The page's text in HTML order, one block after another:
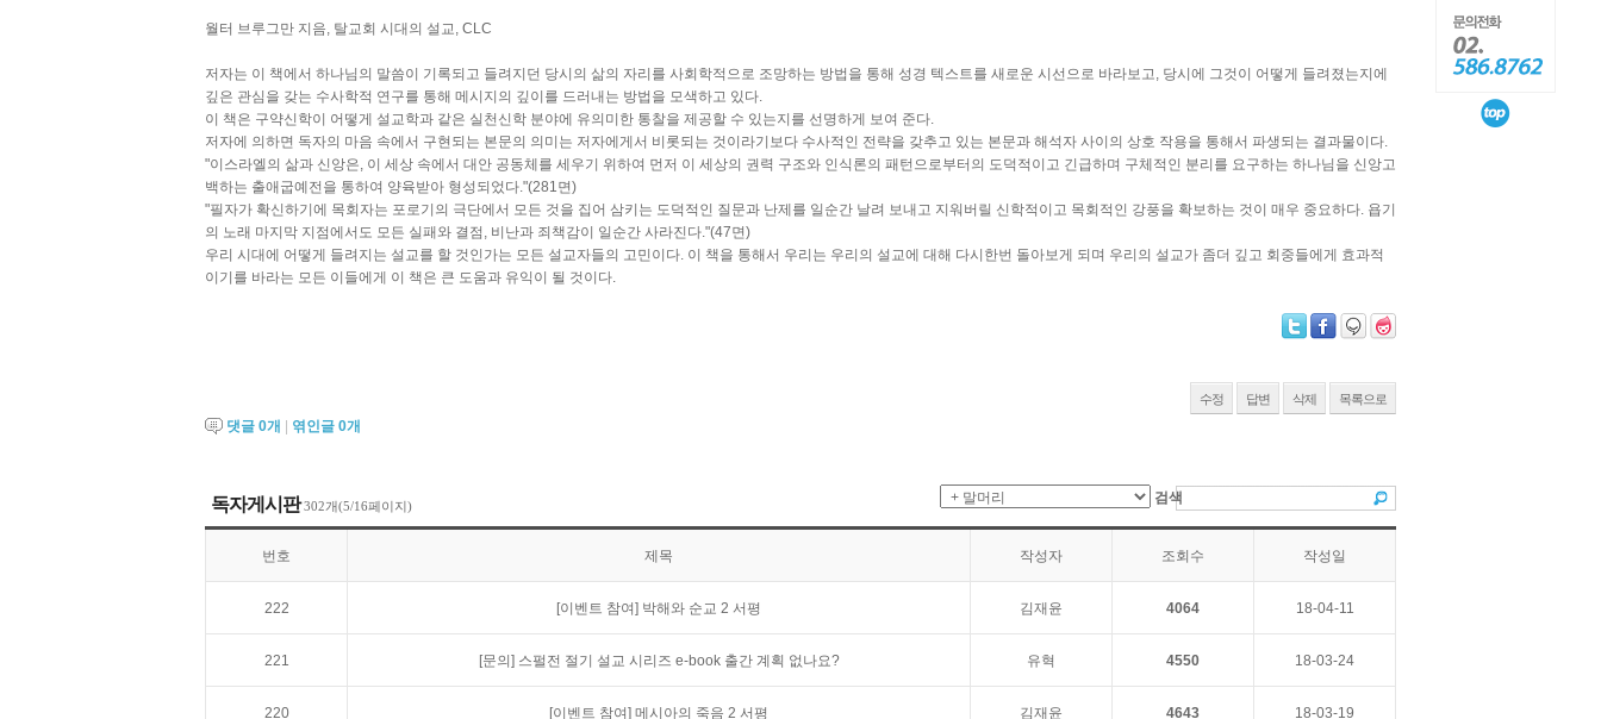
월터 브루그만 지음, 탈교회 시대의 설교, CLC
저자는 이 책에서 하나님의 말씀이 기록되고 들려지던 당시의 삶의 자리를 사회학적으로 조망하는 방법을 통해 성경 텍스트를 새로운 시선으로 바라보고, 당시에 그것이 어떻게 들려졌는지에
깊은 관심을 갖는 수사학적 연구를 통해 메시지의 깊이를 드러내는 방법을 모색하고 있다.
이 책은 구약신학이 어떻게 설교학과 같은 실천신학 분야에 유의미한 통찰을 제공할 수 있는지를 선명하게 보여 준다.
저자에 의하면 독자의 마음 속에서 구현되는 본문의 의미는 저자에게서 비롯되는 것이라기보다 수사적인 전략을 갖추고 있는 본문과 해석자 사이의 상호 작용을 통해서 파생되는 결과물이다.
"이스라엘의 삶과 신앙은, 이 세상 속에서 대안 공동체를 세우기 위하여 먼저 이 세상의 권력 구조와 인식론의 패턴으로부터의 도덕적이고 긴급하며 구체적인 분리를 요구하는 하나님을 신앙고
백하는 출애굽예전을 통하여 양육받아 형성되었다."(281면)
"필자가 확신하기에 목회자는 포로기의 극단에서 모든 것을 집어 삼키는 도덕적인 질문과 난제를 일순간 날려 보내고 지워버릴 신학적이고 목회적인 강풍을 확보하는 것이 매우 중요하다. 욥기
의 노래 마지막 지점에서도 모든 실패와 결점, 비난과 죄책감이 일순간 사라진다."(47면)
우리 시대에 어떻게 들려지는 설교를 할 것인가는 모든 설교자들의 고민이다. 이 책을 통해서 우리는 우리의 설교에 대해 다시한번 돌아보게 되며 우리의 설교가 좀더 깊고 회중들에게 효과적
이기를 바라는 모든 이들에게 이 책은 큰 도움과 유익이 될 것이다.
수정 답변 삭제 목록으로
댓글 0개 엮인글 0개
독자게시판302개(5/16페이지)
검색
번호 제목 작성자 조회수 작성일
222 [이벤트 참여] 박해와 순교 2 서평 김재윤 4064 18-04-11
221 [문의] 스펄전 절기 설교 시리즈 e-book 출간 계획 없나요? 유혁 4550 18-03-24
220 [이벤트 참여] 메시아의 죽음 2 서평 김재윤 4643 18-03-19